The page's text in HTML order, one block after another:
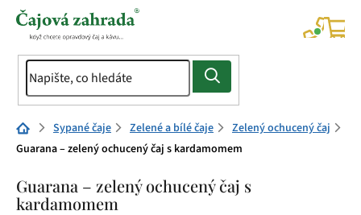
Přejít
Domů Sypané čaje Zelené a bílé čaje
Zelený ochucený čaj
Guarana – zelený ochucený čaj s kardamomem
Guarana – zelený ochucený čaj s
kardamomem